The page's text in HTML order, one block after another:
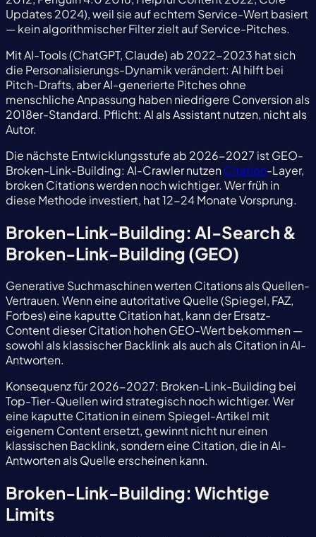
Updates 2024), weil sie auf echtem Service-Wert basiert
— kein algorithmischer Filter zielt auf Service-Pitches.
Mit AI-Tools (ChatGPT, Claude) ab 2022-2023 hat sich
die Personalisierungs-Dynamik verändert: AI hilft bei
Pitch-Drafts, aber AI-generierte Pitches ohne
menschliche Anpassung haben niedrigere Conversion als
2018er-Standard. Pflicht: AI als Assistant nutzen, nicht als
Autor.
Die nächste Entwicklungsstufe ab 2026-2027 ist GEO-
Broken-Link-Building: AI-Crawler nutzenCitation-Layer,
broken Citations werden noch wichtiger. Wer früh in
diese Methode investiert, hat 12-24 Monate Vorsprung.
Broken-Link-Building: AI-Search &
Broken-Link-Building (GEO)
Generative Suchmaschinen werten Citations als Quellen-
Vertrauen. Wenn eine autoritative Quelle (Spiegel, FAZ,
Forbes) eine kaputte Citation hat, kann der Ersatz-
Content dieser Citation hohen GEO-Wert bekommen —
sowohl als klassischer Backlink als auch als Citation in AI-
Antworten.
Konsequenz für 2026-2027: Broken-Link-Building bei
Top-Tier-Quellen wird strategisch noch wichtiger. Wer
eine kaputte Citation in einem Spiegel-Artikel mit
eigenem Content ersetzt, gewinnt nicht nur einen
klassischen Backlink, sondern eine Citation, die in AI-
Antworten als Quelle erscheinen kann.
Broken-Link-Building: Wichtige
Limits